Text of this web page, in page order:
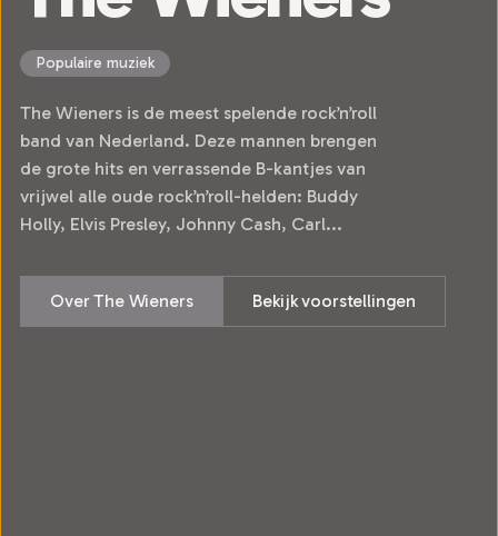
Populaire muziek
The Wieners is de meest spelende rock’n’roll
band van Nederland. Deze mannen brengen
de grote hits en verrassende B-kantjes van
vrijwel alle oude rock’n’roll-helden: Buddy
Holly, Elvis Presley, Johnny Cash, Carl...
Over The Wieners Bekijk voorstellingen